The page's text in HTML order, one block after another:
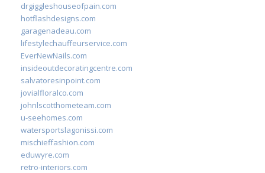
drgiggleshouseofpain.com
hotflashdesigns.com
garagenadeau.com
lifestylechauffeurservice.com
EverNewNails.com
insideoutdecoratingcentre.com
salvatoresinpoint.com
jovialfloralco.com
johnlscotthometeam.com
u-seehomes.com
watersportslagonissi.com
mischieffashion.com
eduwyre.com
retro-interiors.com